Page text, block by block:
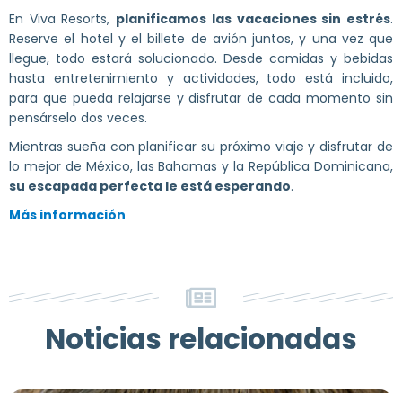
En Viva Resorts, planificamos las vacaciones sin estrés.
Reserve el hotel y el billete de avión juntos, y una vez que
llegue, todo estará solucionado. Desde comidas y bebidas
hasta entretenimiento y actividades, todo está incluido,
para que pueda relajarse y disfrutar de cada momento sin
pensárselo dos veces.
Mientras sueña con planificar su próximo viaje y disfrutar de
lo mejor de México, las Bahamas y la República Dominicana,
su escapada perfecta le está esperando.
Más información
Noticias relacionadas